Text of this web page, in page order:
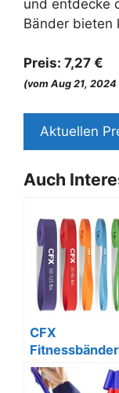
und entdecke
Bänder bieten
Preis: 7,27 €
(vom Aug 21,
Aktuellen
Auch
CFX
5